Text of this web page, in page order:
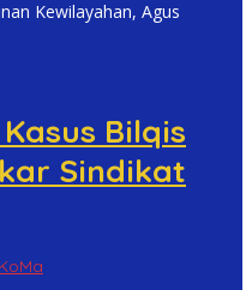
Kewilayahan, Agus
Kasus Bilqis
Sindikat
KoMa